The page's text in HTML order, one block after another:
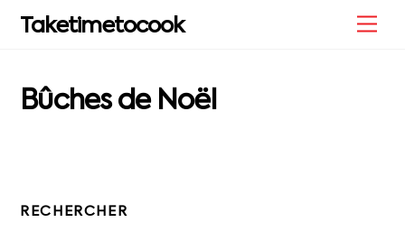
Taketimetocook
Bûches de Noël
RECHERCHER